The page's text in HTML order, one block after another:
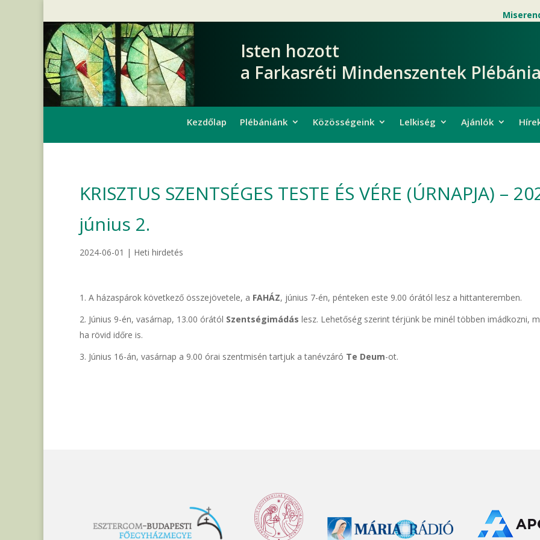
Isten hozott
a Farkasréti Mindenszentek
Kezdőlap Plébániánk Közösségeink Lelkiség Ajánlók
KRISZTUS SZENTSÉGES TESTE ÉS VÉRE (ÚRNAPJA) –
június 2.
2024-06-01 | Heti hirdetés
A házaspárok következő összejövetele, a FAHÁZ, június 7-én, pénteken este 9.00 órától lesz a hittanteremben.
Június 9-én, vasárnap, 13.00 órától Szentségimádás lesz. Lehetőség szerint térjünk be minél többen imádkozni,
ha rövid időre is.
Június 16-án, vasárnap a 9.00 órai szentmisén tartjuk a tanévzáró Te Deum-ot.